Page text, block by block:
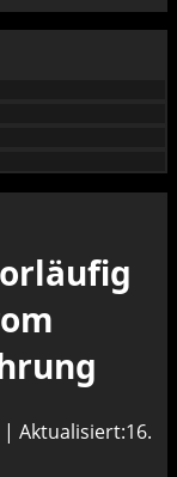
Aktualisiert:16.